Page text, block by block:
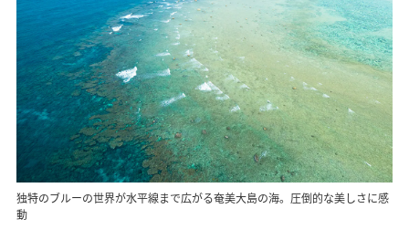
独特のブルーの世界が水平線まで広がる奄美大島の海。圧倒的な美しさに感
動